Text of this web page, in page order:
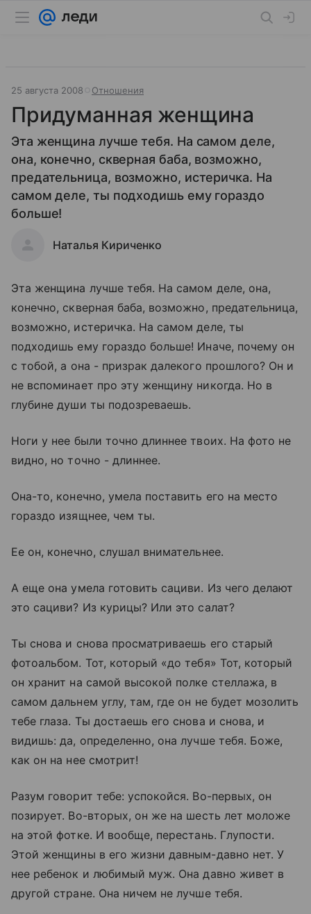
25 августа 2008 Отношения
Придуманная женщина
Эта женщина лучше тебя. На самом деле,
она, конечно, скверная баба, возможно,
предательница, возможно, истеричка. На
самом деле, ты подходишь ему гораздо
больше!
Наталья Кириченко
Эта женщина лучше тебя. На самом деле, она,
конечно, скверная баба, возможно, предательница,
возможно, истеричка. На самом деле, ты
подходишь ему гораздо больше! Иначе, почему он
с тобой, а она - призрак далекого прошлого? Он и
не вспоминает про эту женщину никогда. Но в
глубине души ты подозреваешь.
Ноги у нее были точно длиннее твоих. На фото не
видно, но точно - длиннее.
Она-то, конечно, умела поставить его на место
гораздо изящнее, чем ты.
Ее он, конечно, слушал внимательнее.
А еще она умела готовить сациви. Из чего делают
это сациви? Из курицы? Или это салат?
Ты снова и снова просматриваешь его старый
фотоальбом. Тот, который «до тебя» Тот, который
он хранит на самой высокой полке стеллажа, в
самом дальнем углу, там, где он не будет мозолить
тебе глаза. Ты достаешь его снова и снова, и
видишь: да, определенно, она лучше тебя. Боже,
как он на нее смотрит!
Разум говорит тебе: успокойся. Во-первых, он
позирует. Во-вторых, он же на шесть лет моложе
на этой фотке. И вообще, перестань. Глупости.
Этой женщины в его жизни давным-давно нет. У
нее ребенок и любимый муж. Она давно живет в
другой стране. Она ничем не лучше тебя.